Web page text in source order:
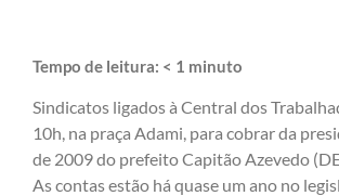
Tempo de leitura: < 1 minuto
Sindicatos ligados à Central dos
10h, na praça Adami, para cobrar da
de 2009 do prefeito Capitão Azevedo
As contas estão há quase um ano no